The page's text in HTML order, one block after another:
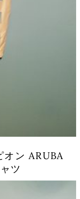
オン ARUBA
ツ